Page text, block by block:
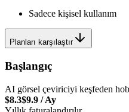
Sadece kişisel kullanım
Planları karşılaştır
Başlangıç
AI görsel çeviriciyi keşfeden
$8.3$9.9 /Ay